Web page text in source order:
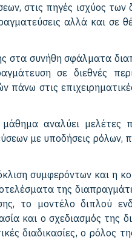
στις πηγές ισχύος των
αλλά και σε
στα συνήθη σφάλματα
σε διεθνές
στις
αναλύει μελέτες
με υποδήσεις ρόλων,
συμφερόντων και η
της
το μοντέλο διπλού
και ο σχεδιασμός της
διαδικασίες, ο ρόλος